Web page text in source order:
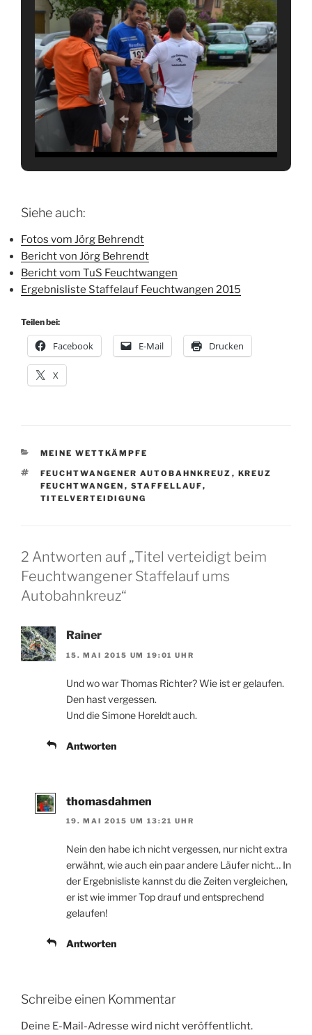
Siehe auch:
Fotos vom Jörg Behrendt
Bericht von Jörg Behrendt
Bericht vom TuS Feuchtwangen
Ergebnisliste Staffelauf Feuchtwangen 2015
Teilen bei:
Facebook E-Mail Drucken
X
KATEGORIEN
MEINE WETTKÄMPFE
SCHLAGWÖRTER
FEUCHTWANGENER AUTOBAHNKREUZ , KREUZ
FEUCHTWANGEN , STAFFELLAUF,
TITELVERTEIDIGUNG
2 Antworten auf „Titel verteidigt beim
Feuchtwangener Staffelauf ums
Autobahnkreuz“
Rainer
15. MAI 2015 UM 19:01 UHR
Und wo war Thomas Richter? Wie ist er gelaufen.
Den hast vergessen.
Und die Simone Horeldt auch.
Antworten
thomasdahmen
19. MAI 2015 UM 13:21 UHR
Nein den habe ich nicht vergessen, nur nicht extra
erwähnt, wie auch ein paar andere Läufer nicht… In
der Ergebnisliste kannst du die Zeiten vergleichen,
er ist wie immer Top drauf und entsprechend
gelaufen!
Antworten
Schreibe einen Kommentar
Deine E-Mail-Adresse wird nicht veröffentlicht.